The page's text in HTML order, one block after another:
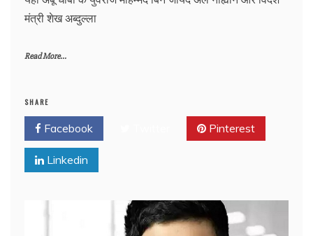
मंत्री शेख अब्दुल्ला
Read More...
SHARE
Facebook Pinterest
Linkedin